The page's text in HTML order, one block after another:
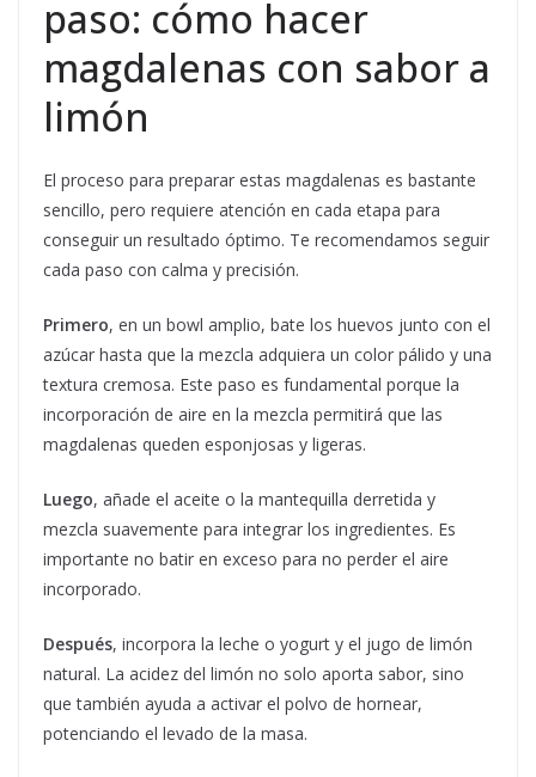
paso: cómo hacer
magdalenas con sabor a
limón
El proceso para preparar estas magdalenas es bastante
sencillo, pero requiere atención en cada etapa para
conseguir un resultado óptimo. Te recomendamos seguir
cada paso con calma y precisión.
Primero, en un bowl amplio, bate los huevos junto con el
azúcar hasta que la mezcla adquiera un color pálido y una
textura cremosa. Este paso es fundamental porque la
incorporación de aire en la mezcla permitirá que las
magdalenas queden esponjosas y ligeras.
Luego, añade el aceite o la mantequilla derretida y
mezcla suavemente para integrar los ingredientes. Es
importante no batir en exceso para no perder el aire
incorporado.
Después, incorpora la leche o yogurt y el jugo de limón
natural. La acidez del limón no solo aporta sabor, sino
que también ayuda a activar el polvo de hornear,
potenciando el levado de la masa.